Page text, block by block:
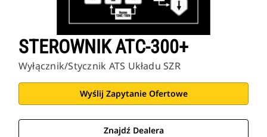
STEROWNIK ATC-300+
Wyłącznik/stycznik ATS Układu SZR
Wyślij Zapytanie Ofertowe
Znajdź Dealera